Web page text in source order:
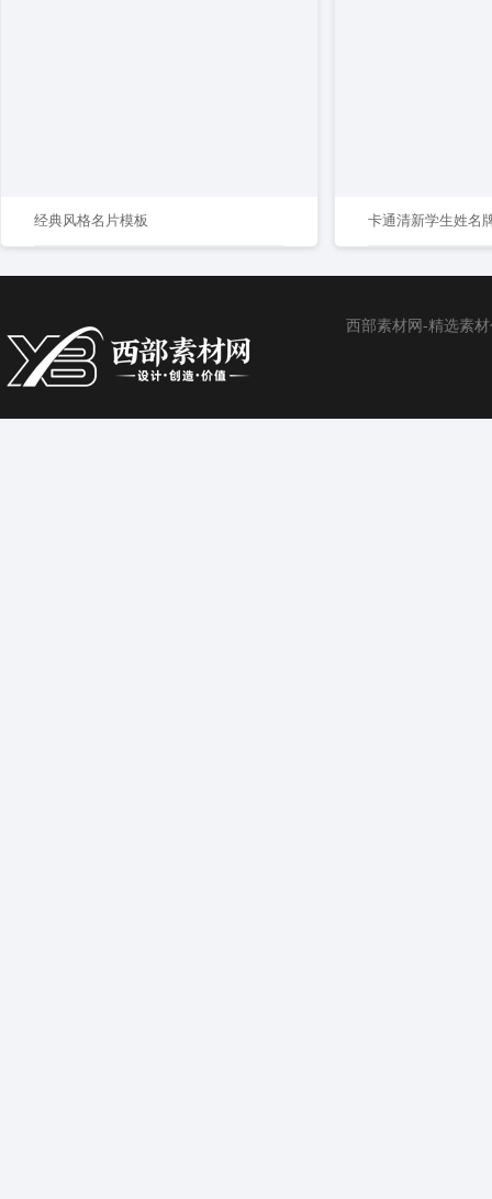
经典风格名片模板 卡通清新学生姓名
西部素材网-精选素